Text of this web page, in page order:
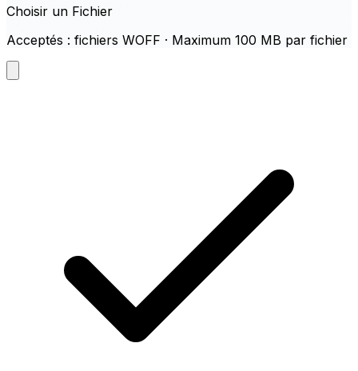
Choisir un Fichier
Acceptés : fichiers WOFF · Maximum 100 MB par fichier